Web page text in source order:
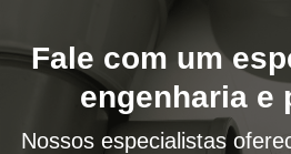
Fale com um
engenharia e
Nossos especialistas